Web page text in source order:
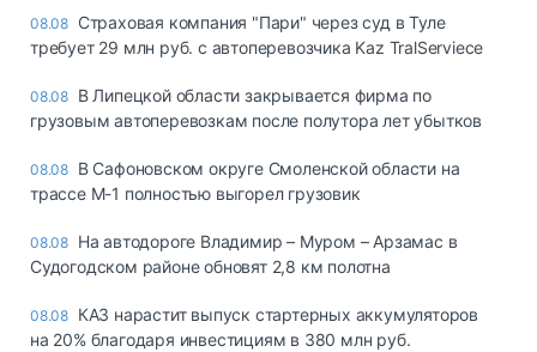
08.08 Страховая компания "Пари" через суд в Туле
требует 29 млн руб. с автоперевозчика Kaz TralServiece
08.08 В Липецкой области закрывается фирма по
грузовым автоперевозкам после полутора лет убытков
08.08 В Сафоновском округе Смоленской области на
трассе М-1 полностью выгорел грузовик
08.08 На автодороге Владимир – Муром – Арзамас в
Судогодском районе обновят 2,8 км полотна
08.08 КАЗ нарастит выпуск стартерных аккумуляторов
на 20% благодаря инвестициям в 380 млн руб.